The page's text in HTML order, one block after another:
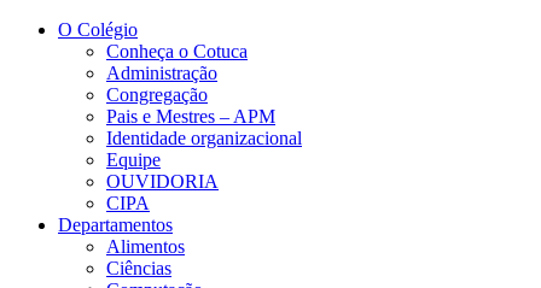
Conteúdo principal
O Colégio
Conheça o Cotuca
Administração
Congregação
Pais e Mestres – APM
Identidade organizacional
Equipe
OUVIDORIA
CIPA
Departamentos
Alimentos
Ciências